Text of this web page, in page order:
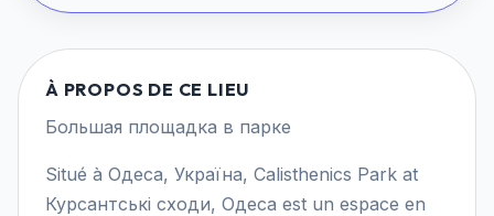
À PROPOS DE CE LIEU
Большая площадка в парке
Situé à Одеса, Україна, Calisthenics Park at
Курсантські сходи, Одеса est un espace en